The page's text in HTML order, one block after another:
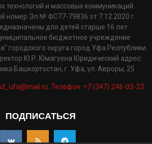
технологий и массовых коммуникаций.
номер Эл № ФС77-79836 от 7.12.2020 г.
для детей старше 16 лет.
бюджетное учреждение
городского округа город Уфа Республики
Ю.Р. Юмагуена Юридический адрес:
Башкортостан, г. Уфа, ул. Авроры, 25
id_ufa@mail.ru. Телефон: +7 (347) 246-03-23
ПОДПИСАТЬСЯ